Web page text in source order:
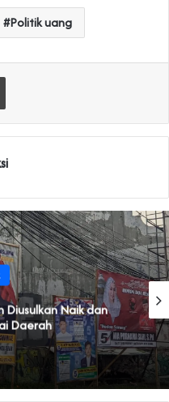
Politik uang
Print
Naik dan
Daerah